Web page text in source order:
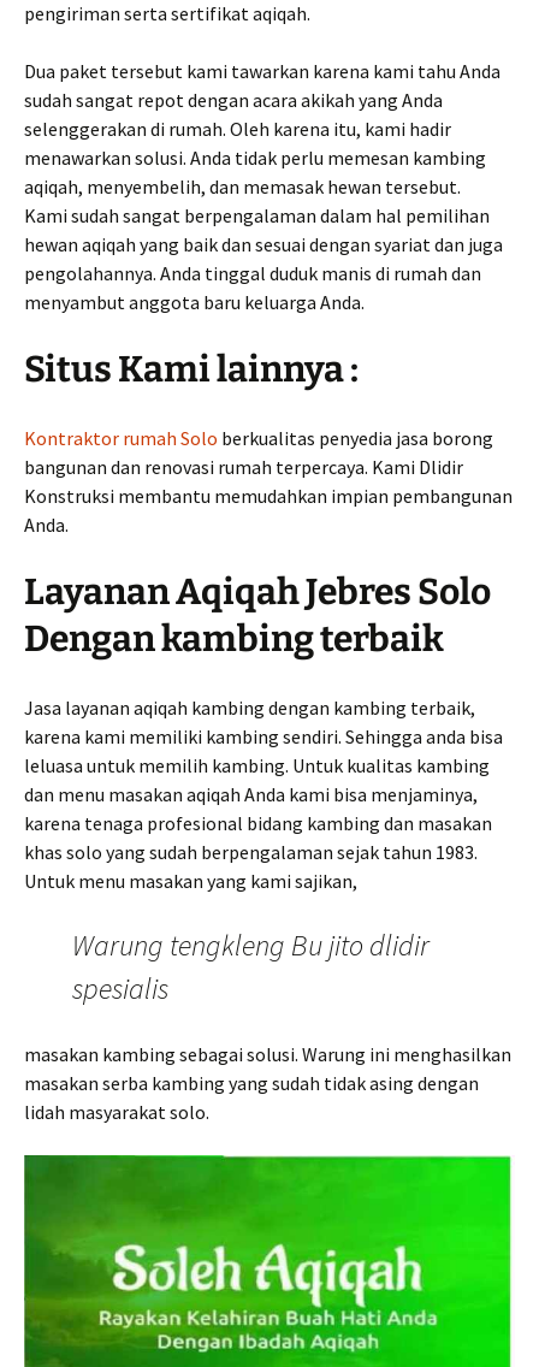
pengiriman serta sertifikat aqiqah.
Dua paket tersebut kami tawarkan karena kami tahu Anda
sudah sangat repot dengan acara akikah yang Anda
selenggerakan di rumah. Oleh karena itu, kami hadir
menawarkan solusi. Anda tidak perlu memesan kambing
aqiqah, menyembelih, dan memasak hewan tersebut.
Kami sudah sangat berpengalaman dalam hal pemilihan
hewan aqiqah yang baik dan sesuai dengan syariat dan juga
pengolahannya. Anda tinggal duduk manis di rumah dan
menyambut anggota baru keluarga Anda.
Situs Kami lainnya :
Kontraktor rumah Solo berkualitas penyedia jasa borong
bangunan dan renovasi rumah terpercaya. Kami Dlidir
Konstruksi membantu memudahkan impian pembangunan
Anda.
Layanan Aqiqah Jebres Solo
Dengan kambing terbaik
Jasa layanan aqiqah kambing dengan kambing terbaik,
karena kami memiliki kambing sendiri. Sehingga anda bisa
leluasa untuk memilih kambing. Untuk kualitas kambing
dan menu masakan aqiqah Anda kami bisa menjaminya,
karena tenaga profesional bidang kambing dan masakan
khas solo yang sudah berpengalaman sejak tahun 1983.
Untuk menu masakan yang kami sajikan,
Warung tengkleng Bu jito dlidir
spesialis
masakan kambing sebagai solusi. Warung ini menghasilkan
masakan serba kambing yang sudah tidak asing dengan
lidah masyarakat solo.